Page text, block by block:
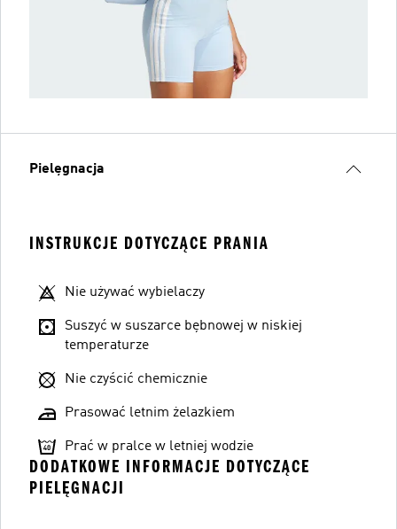
Pielęgnacja
INSTRUKCJE DOTYCZĄCE PRANIA
Nie używać wybielaczy
Suszyć w suszarce bębnowej w niskiej
temperaturze
Nie czyścić chemicznie
Prasować letnim żelazkiem
Prać w pralce w letniej wodzie
DODATKOWE INFORMACJE DOTYCZĄCE
PIELĘGNACJI